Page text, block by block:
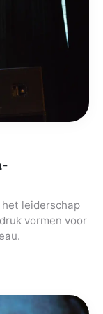
leiderschap
vormen voor